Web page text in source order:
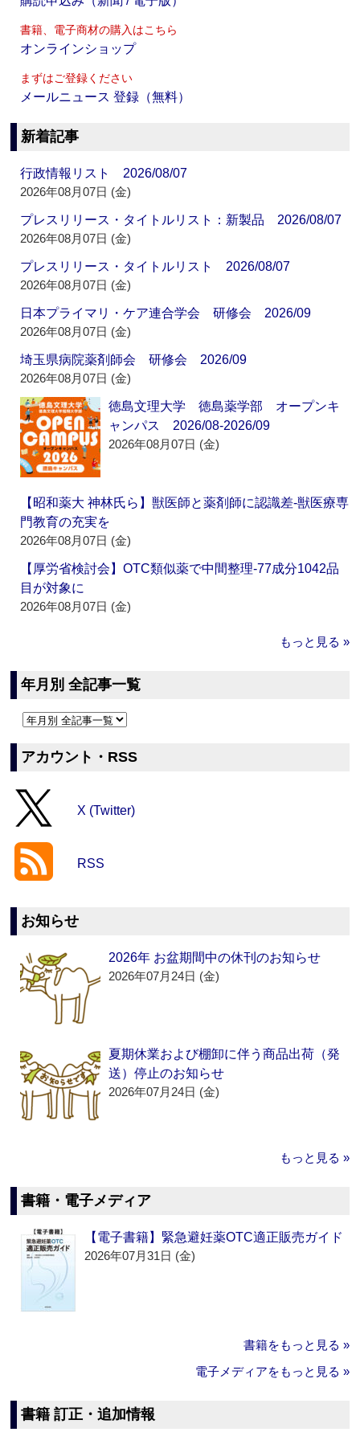
書籍、電子商材の購入はこちら
オンラインショップ
まずはご登録ください
メールニュース 登録（無料）
新着記事
行政情報リスト 2026/08/07
2026年08月07日 (金)
プレスリリース・タイトルリスト：新製品 2026/08/07
2026年08月07日 (金)
プレスリリース・タイトルリスト 2026/08/07
2026年08月07日 (金)
日本プライマリ・ケア連合学会 研修会 2026/09
2026年08月07日 (金)
埼玉県病院薬剤師会 研修会 2026/09
2026年08月07日 (金)
徳島文理大学 徳島薬学部 オープンキ
ャンパス 2026/08-2026/09
2026年08月07日 (金)
【昭和薬大 神林氏ら】獣医師と薬剤師に認識差‐獣医療専
門教育の充実を
2026年08月07日 (金)
【厚労省検討会】OTC類似薬で中間整理‐77成分1042品
目が対象に
2026年08月07日 (金)
もっと見る »
年月別 全記事一覧
アカウント・RSS
X (Twitter)
RSS
お知らせ
2026年 お盆期間中の休刊のお知らせ
2026年07月24日 (金)
夏期休業および棚卸に伴う商品出荷（発
送）停止のお知らせ
2026年07月24日 (金)
もっと見る »
書籍・電子メディア
【電子書籍】緊急避妊薬OTC適正販売ガイド
2026年07月31日 (金)
書籍をもっと見る »
電子メディアをもっと見る »
書籍 訂正・追加情報